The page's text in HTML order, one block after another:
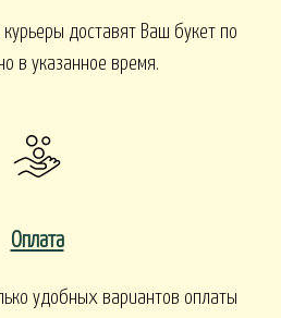
доставят Ваш букет по
в указанное время.
Оплата
удобных вариантов оплаты